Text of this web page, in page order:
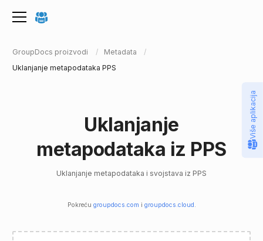
GroupDocs proizvodi
Metadata
Uklanjanje metapodataka PPS
Uklanjanje
metapodataka iz PPS
Uklanjanje metapodataka i svojstava iz PPS
Pokreću groupdocs.com i groupdocs.cloud .
Više aplikacija